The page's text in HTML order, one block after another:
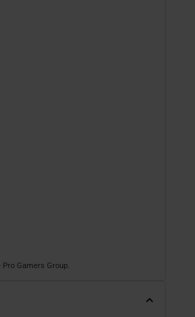
Gamers Group.